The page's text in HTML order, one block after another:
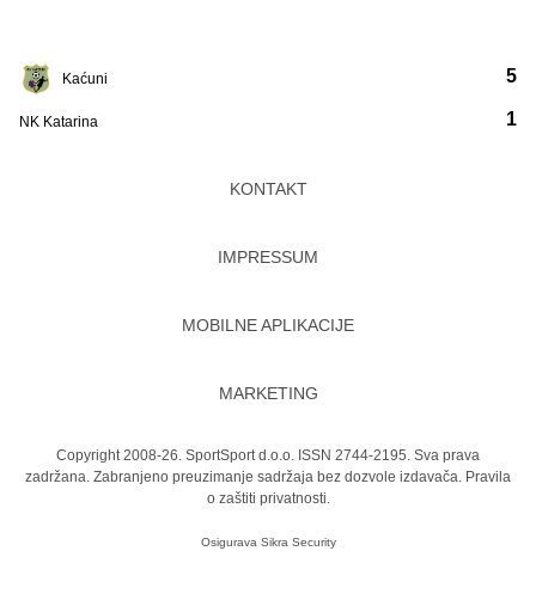
Kaćuni
NK Katarina
5
1
KONTAKT
IMPRESSUM
MOBILNE APLIKACIJE
MARKETING
Copyright 2008-26. SportSport d.o.o. ISSN 2744-2195. Sva prava
zadržana. Zabranjeno preuzimanje sadržaja bez dozvole izdavača. Pravila
o zaštiti privatnosti.
Osigurava Sikra Security